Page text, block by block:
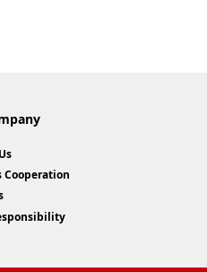
Cooperation